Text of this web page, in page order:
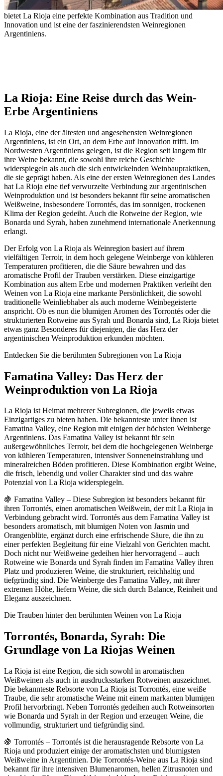
Von historischen Weinbergen bis hin zu aromatischen Weißweinen
bietet La Rioja eine perfekte Kombination aus Tradition und
Innovation und ist eine der faszinierendsten Weinregionen
Argentiniens.
La Rioja: Eine Reise durch das Wein-
Erbe Argentiniens
La Rioja, eine der ältesten und angesehensten Weinregionen
Argentiniens, ist ein Ort, an dem Erbe auf Innovation trifft. Im
Nordwesten Argentiniens gelegen, ist die Region seit langem für
ihre Weine bekannt, die sowohl ihre reiche Geschichte
widerspiegeln als auch die sich entwickelnden Weinbaupraktiken,
die sie geprägt haben. Als eine der ersten Weinregionen des Landes
hat La Rioja eine tief verwurzelte Verbindung zur argentinischen
Weinproduktion und ist besonders bekannt für seine aromatischen
Weißweine, insbesondere Torrontés, das im sonnigen, trockenen
Klima der Region gedeiht. Auch die Rotweine der Region, wie
Bonarda und Syrah, haben zunehmend internationale Anerkennung
erlangt.
Der Erfolg von La Rioja als Weinregion basiert auf ihrem
vielfältigen Terroir, in dem hoch gelegene Weinberge von kühleren
Temperaturen profitieren, die die Säure bewahren und das
aromatische Profil der Trauben verstärken. Diese einzigartige
Kombination aus altem Erbe und modernen Praktiken verleiht den
Weinen von La Rioja eine markante Persönlichkeit, die sowohl
traditionelle Weinliebhaber als auch moderne Weinbegeisterte
anspricht. Ob es nun die blumigen Aromen des Torrontés oder die
strukturierten Rotweine aus Syrah und Bonarda sind, La Rioja bietet
etwas ganz Besonderes für diejenigen, die das Herz der
argentinischen Weinproduktion erkunden möchten.
Entdecken Sie die berühmten Subregionen von La Rioja
Famatina Valley: Das Herz der
Weinproduktion von La Rioja
La Rioja ist Heimat mehrerer Subregionen, die jeweils etwas
Einzigartiges zu bieten haben. Die bekannteste unter ihnen ist
Famatina Valley, eine Region mit einigen der höchsten Weinberge
Argentiniens. Das Famatina Valley ist bekannt für sein
außergewöhnliches Terroir, bei dem die hochgelegenen Weinberge
von kühleren Temperaturen, intensiver Sonneneinstrahlung und
mineralreichen Böden profitieren. Diese Kombination ergibt Weine,
die frisch, lebendig und voller Charakter sind und das wahre
Potenzial von La Rioja widerspiegeln.
🍇 Famatina Valley – Diese Subregion ist besonders bekannt für
ihren Torrontés, einen aromatischen Weißwein, der mit La Rioja in
Verbindung gebracht wird. Torrontés aus dem Famatina Valley ist
besonders aromatisch, mit blumigen Noten von Jasmin und
Orangenblüte, ergänzt durch eine erfrischende Säure, die ihn zu
einer perfekten Begleitung für eine Vielzahl von Gerichten macht.
Doch nicht nur Weißweine gedeihen hier hervorragend – auch
Rotweine wie Bonarda und Syrah finden im Famatina Valley ihren
Platz und produzieren Weine, die strukturiert, reichhaltig und
tiefgründig sind. Die Weinberge des Famatina Valley, mit ihrer
extremen Höhe, liefern Weine, die sich durch Balance, Reinheit und
Eleganz auszeichnen.
Die Trauben hinter den berühmten Weinen von La Rioja
Torrontés, Bonarda, Syrah: Die
Grundlage von La Riojas Weinen
La Rioja ist eine Region, die sich sowohl in aromatischen
Weißweinen als auch in ausdrucksstarken Rotweinen auszeichnet.
Die bekannteste Rebsorte von La Rioja ist Torrontés, eine weiße
Traube, die sehr aromatische Weine mit einem markanten blumigen
Profil hervorbringt. Neben Torrontés gedeihen auch Rotweinsorten
wie Bonarda und Syrah in der Region und erzeugen Weine, die
vollmundig, strukturiert und tiefgründig sind.
🍇 Torrontés – Torrontés ist die herausragende Rebsorte von La
Rioja und produziert einige der aromatischsten und blumigsten
Weißweine in Argentinien. Die Torrontés-Weine aus La Rioja sind
bekannt für ihre intensiven Blumenaromen, hellen Zitrusnoten und